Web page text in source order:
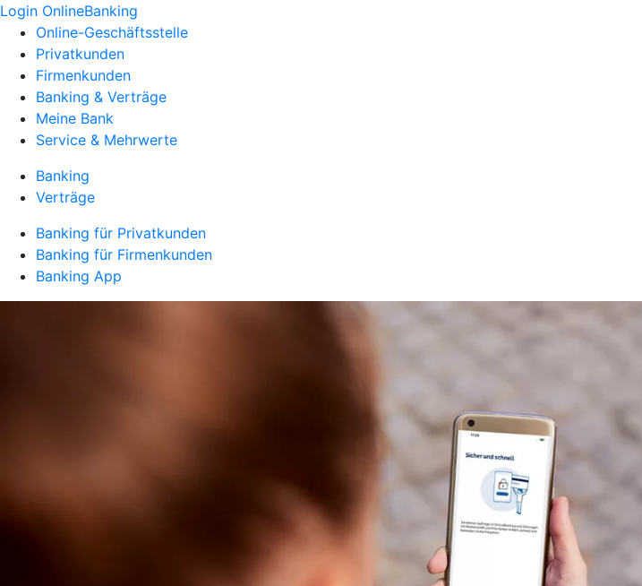
Login OnlineBanking
Online-Geschäftsstelle
Privatkunden
Firmenkunden
Banking & Verträge
Meine Bank
Service & Mehrwerte
Banking
Verträge
Banking für Privatkunden
Banking für Firmenkunden
Banking App